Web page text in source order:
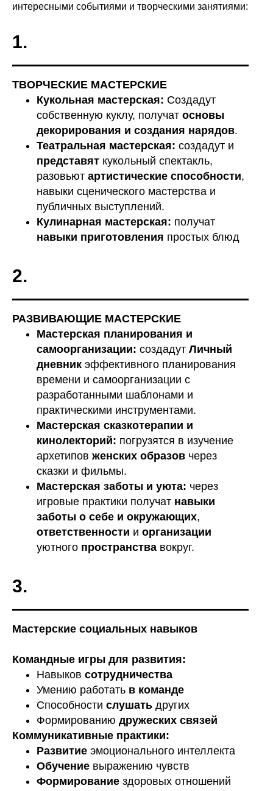
интересными событиями и творческими занятиями:
1.
ТВОРЧЕСКИЕ МАСТЕРСКИЕ
Кукольная мастерская: Создадут
собственную куклу, получат основы
декорирования и создания нарядов.
Театральная мастерская: создадут и
представят кукольный спектакль,
разовьют артистические способности,
навыки сценического мастерства и
публичных выступлений.
Кулинарная мастерская: получат
навыки приготовления простых блюд
2.
РАЗВИВАЮЩИЕ МАСТЕРСКИЕ
Мастерская планирования и
самоорганизации: создадут Личный
дневник эффективного планирования
времени и самоорганизации с
разработанными шаблонами и
практическими инструментами.
Мастерская сказкотерапии и
кинолекторий: погрузятся в изучение
архетипов женских образов через
сказки и фильмы.
Мастерская заботы и уюта: через
игровые практики получат навыки
заботы о себе и окружающих,
ответственности и организации
уютного пространства вокруг.
3.
Мастерские социальных навыков
Командные игры для развития:
Навыков сотрудничества
Умению работать в команде
Способности слушать других
Формированию дружеских связей
Коммуникативные практики:
Развитие эмоционального интеллекта
Обучение выражению чувств
Формирование здоровых отношений
ОРГАНИЗАЦИОННЫЕ
ВОПРОСЫ
ОТВЕТЫ НА
ЧАСТЫЕ
ВОПРОСЫ
РОДИТЕЛЕЙ